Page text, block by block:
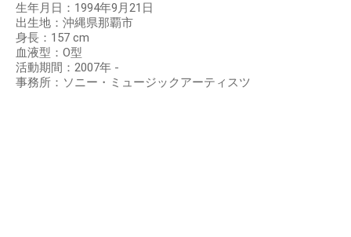
生年月日：1994年9月21日
出生地：沖縄県那覇市
身長：157 cm
血液型：O型
活動期間：2007年 -
事務所：ソニー・ミュージックアーティスツ